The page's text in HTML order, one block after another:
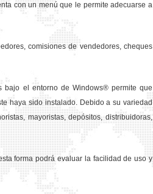
con un menú que le permite adecuarse a
comisiones de vendedores, cheques
bajo el entorno de Windows® permite que
haya sido instalado. Debido a su variedad
mayoristas, depósitos, distribuidoras,
forma podrá evaluar la facilidad de uso y